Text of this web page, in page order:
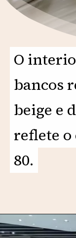
O
bancos
beige e
reflete o
80.
O
bancos
beige e
reflete o
80.
Opening